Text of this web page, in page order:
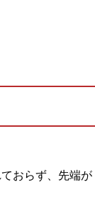
おらず、先端が